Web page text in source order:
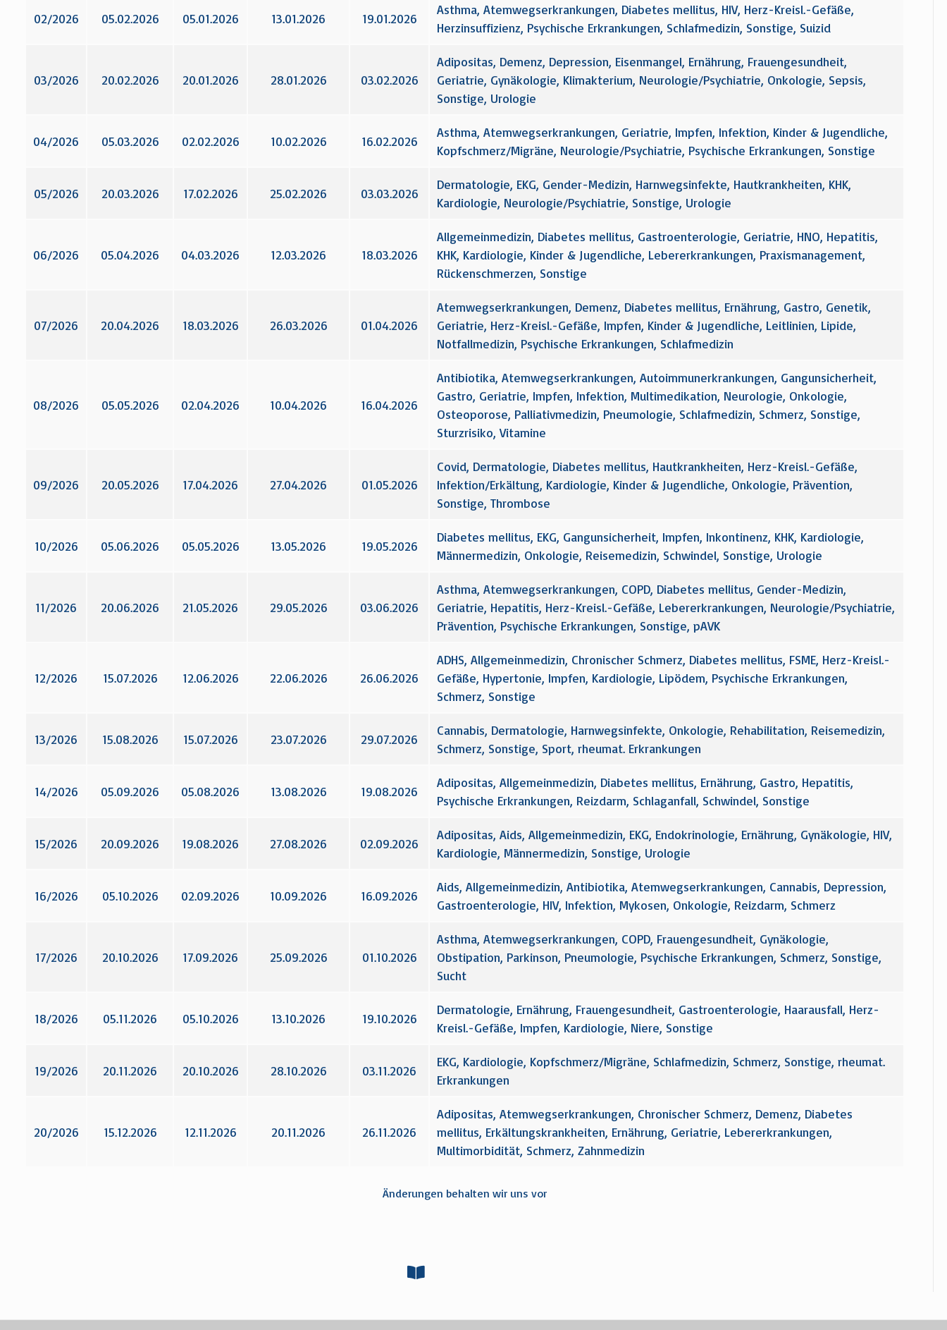
02/2026 05.02.2026 05.01.2026 13.01.2026 19.01.2026
Asthma, Atemwegserkrankungen, Diabetes mellitus, HIV, Herz-Kreisl.-Gefäße,
Herzinsuffizienz, Psychische Erkrankungen, Schlafmedizin, Sonstige, Suizid
03/2026 20.02.2026 20.01.2026 28.01.2026 03.02.2026
Adipositas, Demenz, Depression, Eisenmangel, Ernährung, Frauengesundheit,
Geriatrie, Gynäkologie, Klimakterium, Neurologie/Psychiatrie, Onkologie, Sepsis,
Sonstige, Urologie
04/2026 05.03.2026 02.02.2026 10.02.2026 16.02.2026
Asthma, Atemwegserkrankungen, Geriatrie, Impfen, Infektion, Kinder & Jugendliche,
Kopfschmerz/Migräne, Neurologie/Psychiatrie, Psychische Erkrankungen, Sonstige
05/2026 20.03.2026 17.02.2026 25.02.2026 03.03.2026
Dermatologie, EKG, Gender-Medizin, Harnwegsinfekte, Hautkrankheiten, KHK,
Kardiologie, Neurologie/Psychiatrie, Sonstige, Urologie
06/2026 05.04.2026 04.03.2026 12.03.2026 18.03.2026
Allgemeinmedizin, Diabetes mellitus, Gastroenterologie, Geriatrie, HNO, Hepatitis,
KHK, Kardiologie, Kinder & Jugendliche, Lebererkrankungen, Praxismanagement,
Rückenschmerzen, Sonstige
07/2026 20.04.2026 18.03.2026 26.03.2026 01.04.2026
Atemwegserkrankungen, Demenz, Diabetes mellitus, Ernährung, Gastro, Genetik,
Geriatrie, Herz-Kreisl.-Gefäße, Impfen, Kinder & Jugendliche, Leitlinien, Lipide,
Notfallmedizin, Psychische Erkrankungen, Schlafmedizin
08/2026 05.05.2026 02.04.2026 10.04.2026 16.04.2026
Antibiotika, Atemwegserkrankungen, Autoimmunerkrankungen, Gangunsicherheit,
Gastro, Geriatrie, Impfen, Infektion, Multimedikation, Neurologie, Onkologie,
Osteoporose, Palliativmedizin, Pneumologie, Schlafmedizin, Schmerz, Sonstige,
Sturzrisiko, Vitamine
09/2026 20.05.2026 17.04.2026 27.04.2026 01.05.2026
Covid, Dermatologie, Diabetes mellitus, Hautkrankheiten, Herz-Kreisl.-Gefäße,
Infektion/Erkältung, Kardiologie, Kinder & Jugendliche, Onkologie, Prävention,
Sonstige, Thrombose
10/2026 05.06.2026 05.05.2026 13.05.2026 19.05.2026
Diabetes mellitus, EKG, Gangunsicherheit, Impfen, Inkontinenz, KHK, Kardiologie,
Männermedizin, Onkologie, Reisemedizin, Schwindel, Sonstige, Urologie
11/2026 20.06.2026 21.05.2026 29.05.2026 03.06.2026
Asthma, Atemwegserkrankungen, COPD, Diabetes mellitus, Gender-Medizin,
Geriatrie, Hepatitis, Herz-Kreisl.-Gefäße, Lebererkrankungen, Neurologie/Psychiatrie,
Prävention, Psychische Erkrankungen, Sonstige, pAVK
12/2026 15.07.2026 12.06.2026 22.06.2026 26.06.2026
ADHS, Allgemeinmedizin, Chronischer Schmerz, Diabetes mellitus, FSME, Herz-Kreisl.-
Gefäße, Hypertonie, Impfen, Kardiologie, Lipödem, Psychische Erkrankungen,
Schmerz, Sonstige
13/2026 15.08.2026 15.07.2026 23.07.2026 29.07.2026
Cannabis, Dermatologie, Harnwegsinfekte, Onkologie, Rehabilitation, Reisemedizin,
Schmerz, Sonstige, Sport, rheumat. Erkrankungen
14/2026 05.09.2026 05.08.2026 13.08.2026 19.08.2026
Adipositas, Allgemeinmedizin, Diabetes mellitus, Ernährung, Gastro, Hepatitis,
Psychische Erkrankungen, Reizdarm, Schlaganfall, Schwindel, Sonstige
15/2026 20.09.2026 19.08.2026 27.08.2026 02.09.2026
Adipositas, Aids, Allgemeinmedizin, EKG, Endokrinologie, Ernährung, Gynäkologie, HIV,
Kardiologie, Männermedizin, Sonstige, Urologie
16/2026 05.10.2026 02.09.2026 10.09.2026 16.09.2026
Aids, Allgemeinmedizin, Antibiotika, Atemwegserkrankungen, Cannabis, Depression,
Gastroenterologie, HIV, Infektion, Mykosen, Onkologie, Reizdarm, Schmerz
17/2026 20.10.2026 17.09.2026 25.09.2026 01.10.2026
Asthma, Atemwegserkrankungen, COPD, Frauengesundheit, Gynäkologie,
Obstipation, Parkinson, Pneumologie, Psychische Erkrankungen, Schmerz, Sonstige,
Sucht
18/2026 05.11.2026 05.10.2026 13.10.2026 19.10.2026
Dermatologie, Ernährung, Frauengesundheit, Gastroenterologie, Haarausfall, Herz-
Kreisl.-Gefäße, Impfen, Kardiologie, Niere, Sonstige
19/2026 20.11.2026 20.10.2026 28.10.2026 03.11.2026
EKG, Kardiologie, Kopfschmerz/Migräne, Schlafmedizin, Schmerz, Sonstige, rheumat.
Erkrankungen
20/2026 15.12.2026 12.11.2026 20.11.2026 26.11.2026
Adipositas, Atemwegserkrankungen, Chronischer Schmerz, Demenz, Diabetes
mellitus, Erkältungskrankheiten, Ernährung, Geriatrie, Lebererkrankungen,
Multimorbidität, Schmerz, Zahnmedizin
Änderungen behalten wir uns vor